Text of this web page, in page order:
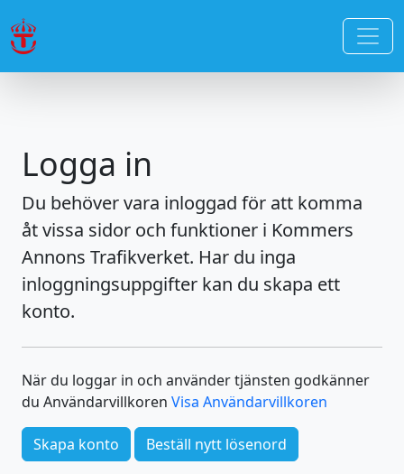
Logga in
Du behöver vara inloggad för att komma
åt vissa sidor och funktioner i Kommers
Annons Trafikverket. Har du inga
inloggningsuppgifter kan du skapa ett
konto.
När du loggar in och använder tjänsten godkänner
du Användarvillkoren Visa Användarvillkoren
Skapa konto Beställ nytt lösenord